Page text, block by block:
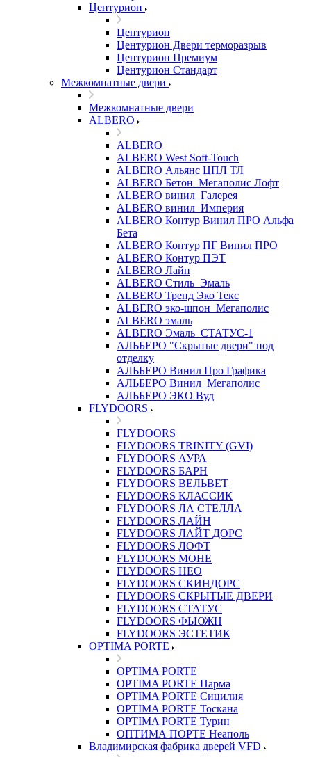
Центурион
Центурион
Центурион Двери терморазрыв
Центурион Премиум
Центурион Стандарт
Межкомнатные двери
Межкомнатные двери
ALBERO
ALBERO
ALBERO West Soft-Touch
ALBERO Альянс ЦПЛ ТЛ
ALBERO Бетон_Мегаполис Лофт
ALBERO винил_Галерея
ALBERO винил_Империя
ALBERO Контур Винил ПРО Альфа
Бета
ALBERO Контур ПГ Винил ПРО
ALBERO Контур ПЭТ
ALBERO Лайн
ALBERO Стиль_Эмаль
ALBERO Тренд Эко Текс
ALBERO эко-шпон_Мегаполис
ALBERO эмаль
ALBERO Эмаль_СТАТУС-1
АЛЬБЕРО "Скрытые двери" под
отделку
АЛЬБЕРО Винил Про Графика
АЛЬБЕРО Винил_Мегаполис
АЛЬБЕРО ЭКО Вуд
FLYDOORS
FLYDOORS
FLYDOORS TRINITY (GVI)
FLYDOORS АУРА
FLYDOORS БАРН
FLYDOORS ВЕЛЬВЕТ
FLYDOORS КЛАССИК
FLYDOORS ЛА СТЕЛЛА
FLYDOORS ЛАЙН
FLYDOORS ЛАЙТ ДОРС
FLYDOORS ЛОФТ
FLYDOORS МОНЕ
FLYDOORS НЕО
FLYDOORS СКИНДОРС
FLYDOORS СКРЫТЫЕ ДВЕРИ
FLYDOORS СТАТУС
FLYDOORS ФЬЮЖН
FLYDOORS ЭСТЕТИК
OPTIMA PORTE
OPTIMA PORTE
OPTIMA PORTE Парма
OPTIMA PORTE Сицилия
OPTIMA PORTE Тоскана
OPTIMA PORTE Турин
ОПТИМА ПОРТЕ Неаполь
Владимирская фабрика дверей VFD